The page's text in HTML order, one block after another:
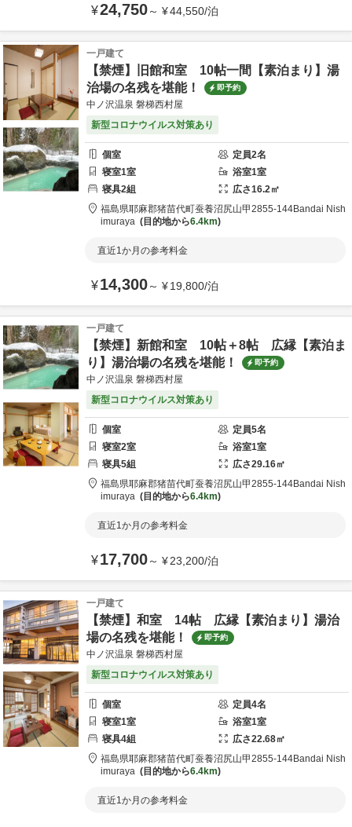
¥24,750～ ¥44,550/泊
一戸建て
【禁煙】旧館和室 10帖一間【素泊まり】湯
治場の名残を堪能！
即予約
中ノ沢温泉 磐梯西村屋
新型コロナウイルス対策あり
個室 定員2名
寝室1室 浴室1室
寝具2組 広さ16.2㎡
福島県耶麻郡猪苗代町蚕養沼尻山甲2855-144Bandai Nish
imuraya
目的地から6.4km
直近1か月の参考料金
¥14,300～ ¥19,800/泊
一戸建て
【禁煙】新館和室 10帖＋8帖 広縁【素泊ま
り】湯治場の名残を堪能！
即予約
中ノ沢温泉 磐梯西村屋
新型コロナウイルス対策あり
個室 定員5名
寝室2室 浴室1室
寝具5組 広さ29.16㎡
福島県耶麻郡猪苗代町蚕養沼尻山甲2855-144Bandai Nish
imuraya
目的地から6.4km
直近1か月の参考料金
¥17,700～ ¥23,200/泊
一戸建て
【禁煙】和室 14帖 広縁【素泊まり】湯治
場の名残を堪能！
即予約
中ノ沢温泉 磐梯西村屋
新型コロナウイルス対策あり
個室 定員4名
寝室1室 浴室1室
寝具4組 広さ22.68㎡
福島県耶麻郡猪苗代町蚕養沼尻山甲2855-144Bandai Nish
imuraya
目的地から6.4km
直近1か月の参考料金